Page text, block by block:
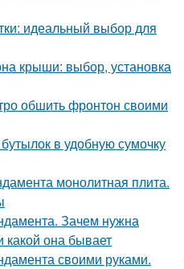
идеальный выбор для
крыши: выбор, установка
обшить фронтон своими
в удобную сумочку
монолитная плита.
Зачем нужна
она бывает
своими руками.